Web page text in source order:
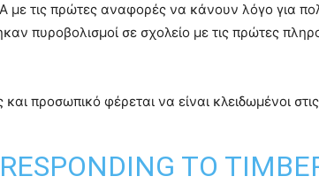
με τις πρώτες αναφορές να κάνουν λόγο για
πυροβολισμοί σε σχολείο με τις πρώτες
προσωπικό φέρεται να είναι κλειδωμένοι
TO